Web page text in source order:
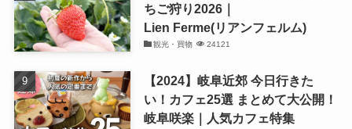
ちご狩り2026｜
Lien Ferme(リアンフェルム)
観光・買物 24121
【2024】岐阜近郊 今日行きた
い！カフェ25選 まとめて大公開！
岐阜咲楽｜人気カフェ特集